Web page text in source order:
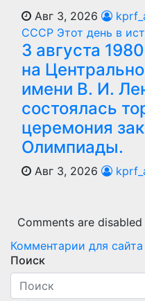
Авг 3, 2026
СССР Этот день в
3 августа
на
имени В. И.
состоялась
церемония
Олимпиады.
Авг 3, 2026
Comments are disabled
Комментарии для сайта
Поиск